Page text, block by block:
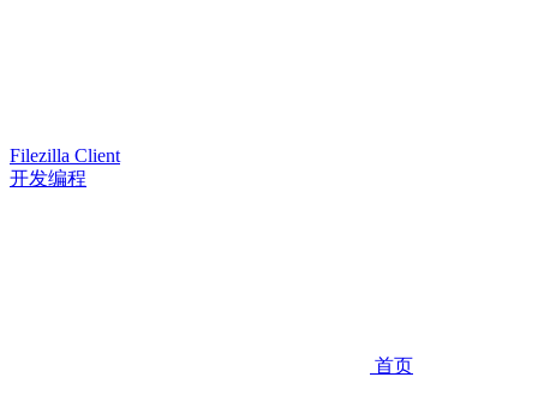
Filezilla Client
开发编程
首页